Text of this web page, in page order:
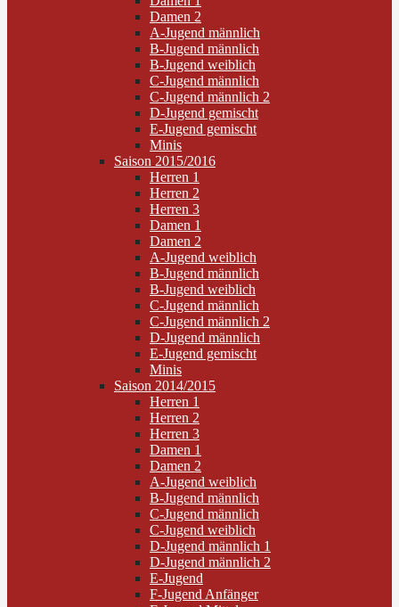
Damen 2
A-Jugend männlich
B-Jugend männlich
B-Jugend weiblich
C-Jugend männlich
C-Jugend männlich 2
D-Jugend gemischt
E-Jugend gemischt
Minis
Saison 2015/2016
Herren 1
Herren 2
Herren 3
Damen 1
Damen 2
A-Jugend weiblich
B-Jugend männlich
B-Jugend weiblich
C-Jugend männlich
C-Jugend männlich 2
D-Jugend männlich
E-Jugend gemischt
Minis
Saison 2014/2015
Herren 1
Herren 2
Herren 3
Damen 1
Damen 2
A-Jugend weiblich
B-Jugend männlich
C-Jugend männlich
C-Jugend weiblich
D-Jugend männlich 1
D-Jugend männlich 2
E-Jugend
F-Jugend Anfänger